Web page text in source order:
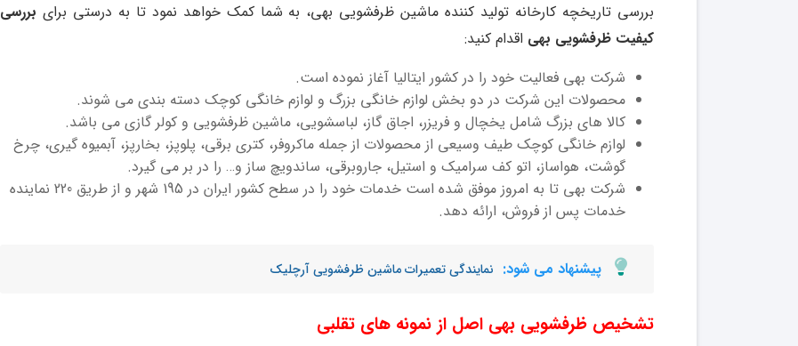
بررسی تاریخچه کارخانه تولید کننده ماشین ظرفشویی بهی، به شما کمک خواهد نمود تا به درستی برای بررسی
کیفیت ظرفشویی بهی اقدام کنید:
شرکت بهی فعالیت خود را در کشور ایتالیا آغاز نموده است.
محصولات این شرکت در دو بخش لوازم خانگی بزرگ و لوازم خانگی کوچک دسته بندی می شوند.
کالا های بزرگ شامل یخچال و فریزر، اجاق گاز، لباسشویی، ماشین ظرفشویی و کولر گازی می باشد.
لوازم خانگی کوچک طیف وسیعی از محصولات از جمله ماکروفر، کتری برقی، پلوپز، بخارپز، آبمیوه گیری، چرخ
گوشت، هواساز، اتو کف سرامیک و استیل، جاروبرقی، ساندویچ ساز و… را در بر می گیرد.
شرکت بهی تا به امروز موفق شده است خدمات خود را در سطح کشور ایران در 195 شهر و از طریق 220 نماینده
خدمات پس از فروش، ارائه دهد.
پیشنهاد می شود: نمایندگی تعمیرات ماشین ظرفشویی آرچلیک
تشخیص ظرفشویی بهی اصل از نمونه های تقلبی